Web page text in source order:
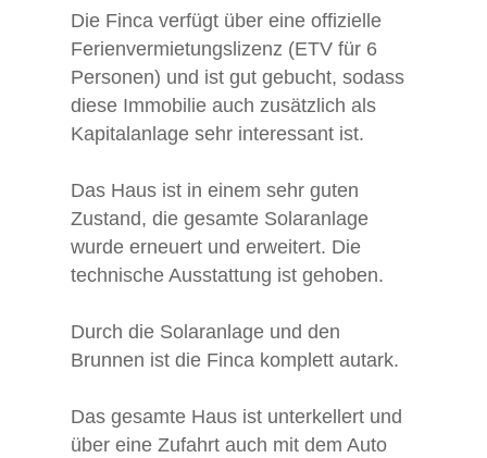
Die Finca verfügt über eine offizielle
Ferienvermietungslizenz (ETV für 6
Personen) und ist gut gebucht, sodass
diese Immobilie auch zusätzlich als
Kapitalanlage sehr interessant ist.
Das Haus ist in einem sehr guten
Zustand, die gesamte Solaranlage
wurde erneuert und erweitert. Die
technische Ausstattung ist gehoben.
Durch die Solaranlage und den
Brunnen ist die Finca komplett autark.
Das gesamte Haus ist unterkellert und
über eine Zufahrt auch mit dem Auto